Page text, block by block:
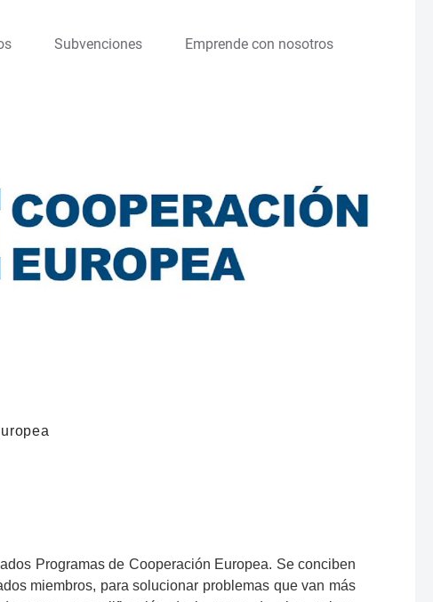
Subvenciones Emprende con nosotros
Programas de Cooperación Europea. Se conciben
miembros, para solucionar problemas que van más